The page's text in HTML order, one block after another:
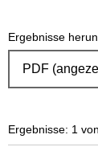
Ergebnisse
Ergebnisse: 1